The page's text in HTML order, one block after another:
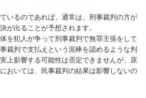
いるのであれば、通常は、刑事裁判の方が
が出ることが予想されます。
を犯人が争って刑事裁判で無罪主張をして
裁判で支払えという泥棒を認めるような判
上影響する可能性は否定できませんが、原
おいては、民事裁判の結果は影響しないの